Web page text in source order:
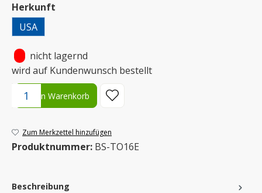
Herkunft
USA
nicht lagernd
wird auf Kundenwunsch bestellt
Produkt Anzahl: Gib den gewünschten Wert ein oder benutze
In den Warenkorb
Zum Merkzettel hinzufügen
Produktnummer: BS-TO16E
Beschreibung